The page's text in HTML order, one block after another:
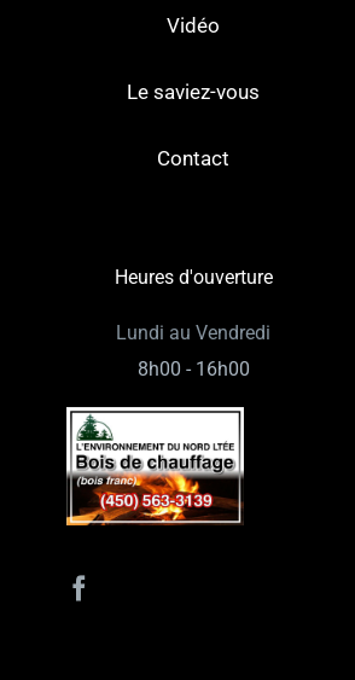
Vidéo
Le saviez-vous
Contact
Heures d'ouverture
Lundi au Vendredi
8h00 - 16h00